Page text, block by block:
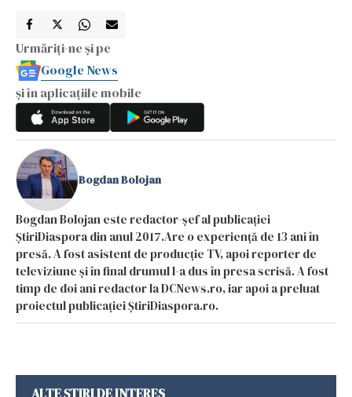
Urmăriți-ne și pe
Google News
și în aplicațiile mobile
Bogdan Bolojan
Bogdan Bolojan este redactor-șef al publicației
ȘtiriDiaspora din anul 2017.Are o experiență de 13 ani în
presă. A fost asistent de producție TV, apoi reporter de
televiziune și în final drumul l-a dus în presa scrisă. A fost
timp de doi ani redactor la DCNews.ro, iar apoi a preluat
proiectul publicației ȘtiriDiaspora.ro.
ALTE ȘTIRI DE INTERES